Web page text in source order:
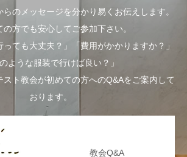
らのメッセージを分かり易くお伝えします。
方でも安心してご参加下さい。
っても大丈夫？」「費用がかかりますか？」
のような服装で行けば良い？」
スト教会が初めての方へのQ&Aをご案内して
おります。
教会Q&A